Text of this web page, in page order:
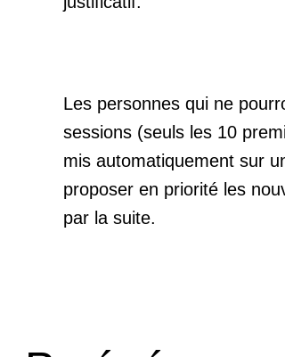
Les personnes qui ne
sessions (seuls les 10
mis automatiquement sur
proposer en priorité les
par la suite.